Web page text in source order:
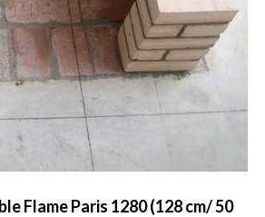
Flame Paris 1280 (128 cm/ 50